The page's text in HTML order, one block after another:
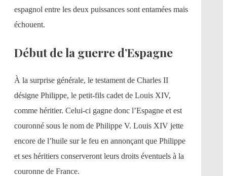
espagnol entre les deux puissances sont entamées mais
échouent.
Début de la guerre d’Espagne
À la surprise générale, le testament de Charles II
désigne Philippe, le petit-fils cadet de Louis XIV,
comme héritier. Celui-ci gagne donc l’Espagne et est
couronné sous le nom de Philippe V. Louis XIV jette
encore de l’huile sur le feu en annonçant que Philippe
et ses héritiers conserveront leurs droits éventuels à la
couronne de France.